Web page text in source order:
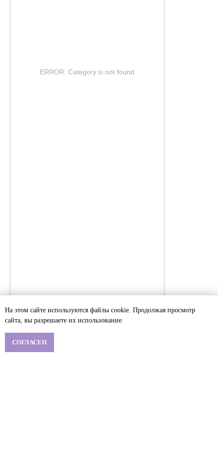
ERROR: Category is not found
На этом сайте используются файлы cookie. Продолжая просмотр
сайта, вы разрешаете их использование.
СОГЛАСЕН